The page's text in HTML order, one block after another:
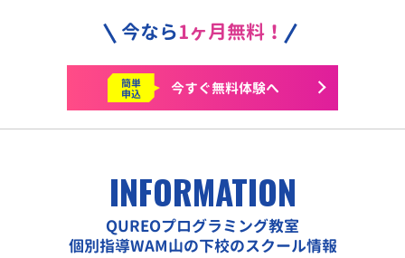
今なら1ヶ月無料！
簡単
申込 今すぐ無料体験へ
INFORMATION
QUREOプログラミング教室
個別指導WAM山の下校のスクール情報